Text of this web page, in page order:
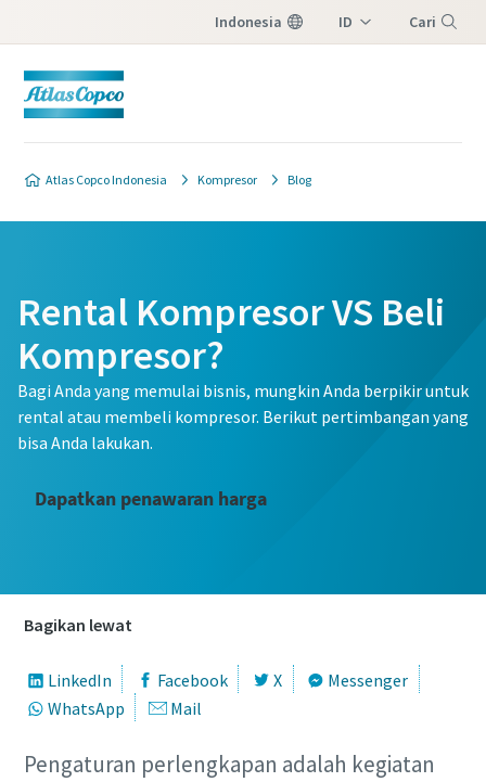
Indonesia ID Cari
Atlas Copco Indonesia Kompresor Blog
Rental Kompresor VS Beli
Kompresor?
Bagi Anda yang memulai bisnis, mungkin Anda berpikir untuk
rental atau membeli kompresor. Berikut pertimbangan yang
bisa Anda lakukan.
Dapatkan penawaran harga
Bagikan lewat
LinkedIn Facebook X
Messenger
WhatsApp
Mail
Pengaturan perlengkapan adalah kegiatan